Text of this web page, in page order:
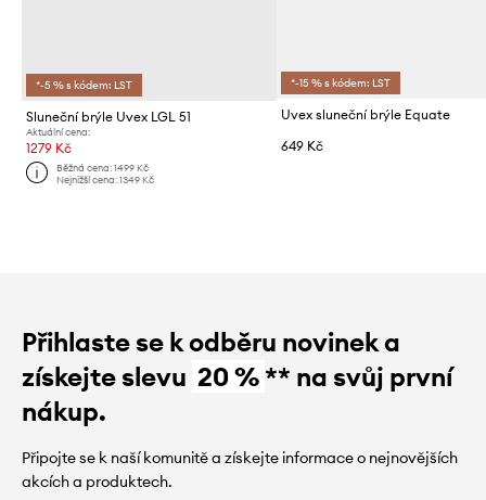
*-5 % s kódem: LST
Sluneční brýle Uvex LGL 51
Aktuální cena:
1279 Kč
Běžná cena:1499 Kč
Nejnižší cena:1349 Kč
*-15 % s kódem: LST
Uvex sluneční brýle Equate
649 Kč
Přihlaste se k odběru novinek a
získejte slevu 20 %** na svůj první
nákup.
Připojte se k naší komunitě a získejte informace o nejnovějších
akcích a produktech.